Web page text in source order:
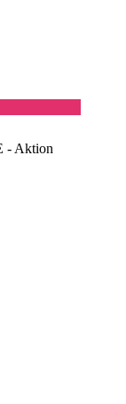
- Aktion